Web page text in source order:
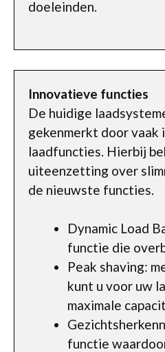
doeleinden.
Innovatieve functies
De huidige
gekenmerkt door vaak
laadfuncties. Hierbij
uiteenzetting over
de nieuwste functies.
Dynamic Load
functie die
Peak shaving:
kunt u voor uw
maximale
functie